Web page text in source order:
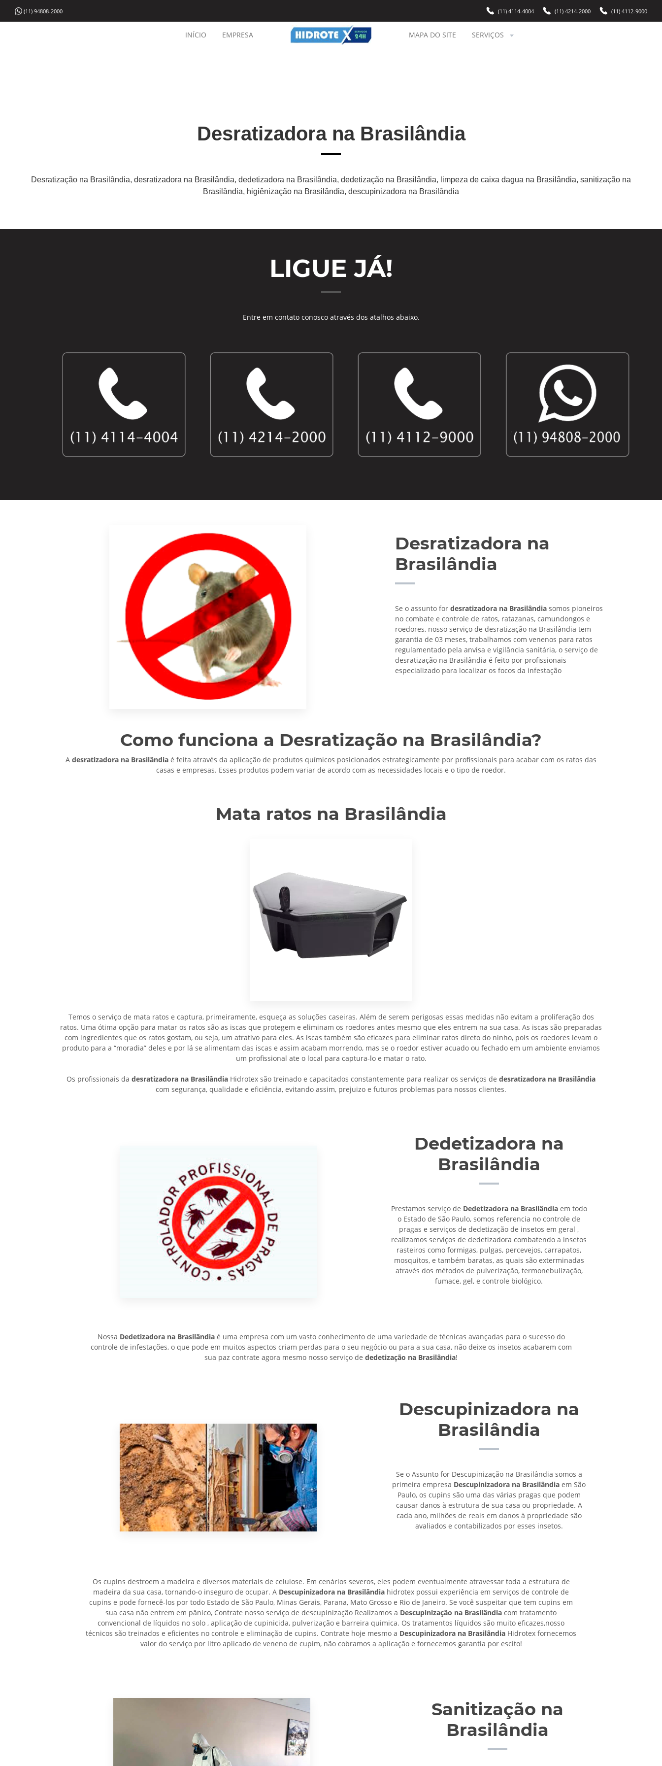
(11) 94808-2000 (11) 4114-4004 (11) 4214-2000 (11) 4112-9000
INÍCIO EMPRESA MAPA DO SITE SERVIÇOS
Desratizadora na Brasilândia
Desratização na Brasilândia, desratizadora na Brasilândia, dedetizadora na Brasilândia, dedetização na Brasilândia, limpeza de caixa dagua na Brasilândia, sanitização na
Brasilândia, higiênização na Brasilândia, descupinizadora na Brasilândia
LIGUE JÁ!
Entre em contato conosco através dos atalhos abaixo.
Desratizadora na
Brasilândia
Se o assunto for desratizadora na Brasilândia somos pioneiros
no combate e controle de ratos, ratazanas, camundongos e
roedores, nosso serviço de desratização na Brasilândia tem
garantia de 03 meses, trabalhamos com venenos para ratos
regulamentado pela anvisa e vigilância sanitária, o serviço de
desratização na Brasilândia é feito por profissionais
especializado para localizar os focos da infestação
Como funciona a Desratização na Brasilândia?
A desratizadora na Brasilândia é feita através da aplicação de produtos químicos posicionados estrategicamente por profissionais para acabar com os ratos das
casas e empresas. Esses produtos podem variar de acordo com as necessidades locais e o tipo de roedor.
Mata ratos na Brasilândia
Temos o serviço de mata ratos e captura, primeiramente, esqueça as soluções caseiras. Além de serem perigosas essas medidas não evitam a proliferação dos
ratos. Uma ótima opção para matar os ratos são as iscas que protegem e eliminam os roedores antes mesmo que eles entrem na sua casa. As iscas são preparadas
com ingredientes que os ratos gostam, ou seja, um atrativo para eles. As iscas também são eficazes para eliminar ratos direto do ninho, pois os roedores levam o
produto para a “moradia” deles e por lá se alimentam das iscas e assim acabam morrendo, mas se o roedor estiver acuado ou fechado em um ambiente enviamos
um profissional ate o local para captura-lo e matar o rato.
Os profissionais da desratizadora na Brasilândia Hidrotex são treinado e capacitados constantemente para realizar os serviços de desratizadora na Brasilândia
com segurança, qualidade e eficiência, evitando assim, prejuizo e futuros problemas para nossos clientes.
Dedetizadora na
Brasilândia
Prestamos serviço de Dedetizadora na Brasilândiaem todo
o Estado de São Paulo, somos referencia no controle de
pragas e serviços de dedetização de insetos em geral ,
realizamos serviços de dedetizadora combatendo a insetos
rasteiros como formigas, pulgas, percevejos, carrapatos,
mosquitos, e também baratas, as quais são exterminadas
através dos métodos de pulverização, termonebulização,
fumace, gel, e controle biológico.
Nossa Dedetizadora na Brasilândiaé uma empresa com um vasto conhecimento de uma variedade de técnicas avançadas para o sucesso do
controle de infestações, o que pode em muitos aspectos criam perdas para o seu negócio ou para a sua casa, não deixe os insetos acabarem com
sua paz contrate agora mesmo nosso serviço de dedetização na Brasilândia!
Descupinizadora na
Brasilândia
Se o Assunto for Descupinização na Brasilândia somos a
primeira empresa Descupinizadora na Brasilândia em São
Paulo, os cupins são uma das várias pragas que podem
causar danos à estrutura de sua casa ou propriedade. A
cada ano, milhões de reais em danos à propriedade são
avaliados e contabilizados por esses insetos.
Os cupins destroem a madeira e diversos materiais de celulose. Em cenários severos, eles podem eventualmente atravessar toda a estrutura de
madeira da sua casa, tornando-o inseguro de ocupar. A Descupinizadora na Brasilândia hidrotex possui experiência em serviços de controle de
cupins e pode fornecê-los por todo Estado de São Paulo, Minas Gerais, Parana, Mato Grosso e Rio de Janeiro. Se você suspeitar que tem cupins em
sua casa não entrem em pânico, Contrate nosso serviço de descupinização Realizamos a Descupinização na Brasilândia com tratamento
convencional de líquidos no solo , aplicação de cupinicida, pulverização e barreira quimica. Os tratamentos líquidos são muito eficazes,nosso
técnicos são treinados e eficientes no controle e eliminação de cupins. Contrate hoje mesmo a Descupinizadora na Brasilândia Hidrotex fornecemos
valor do serviço por litro aplicado de veneno de cupim, não cobramos a aplicação e fornecemos garantia por escito!
Sanitização na
Brasilândia